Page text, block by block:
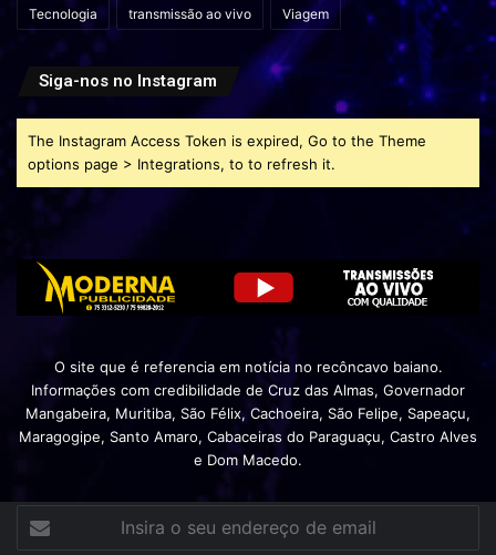
Tecnologia transmissão ao vivo Viagem
Siga-nos no Instagram
The Instagram Access Token is expired, Go to the Theme
options page > Integrations, to to refresh it.
O site que é referencia em notícia no recôncavo baiano.
Informações com credibilidade de Cruz das Almas, Governador
Mangabeira, Muritiba, São Félix, Cachoeira, São Felipe, Sapeaçu,
Maragogipe, Santo Amaro, Cabaceiras do Paraguaçu, Castro Alves
e Dom Macedo.